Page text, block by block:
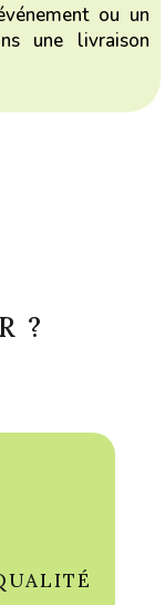
ou un
une livraison
?